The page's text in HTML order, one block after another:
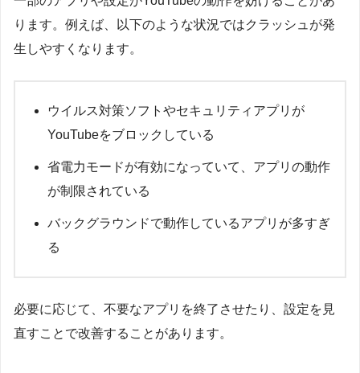
ります。例えば、以下のような状況ではクラッシュが発
生しやすくなります。
ウイルス対策ソフトやセキュリティアプリが
YouTubeをブロックしている
省電力モードが有効になっていて、アプリの動作
が制限されている
バックグラウンドで動作しているアプリが多すぎ
る
必要に応じて、不要なアプリを終了させたり、設定を見
直すことで改善することがあります。